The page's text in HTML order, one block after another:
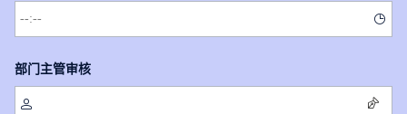

部门主管审核
 